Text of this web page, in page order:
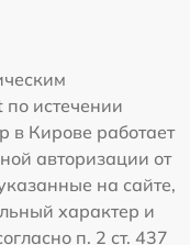
истечении
в Кирове работает
авторизации от
на сайте,
характер и
п. 2 ст. 437